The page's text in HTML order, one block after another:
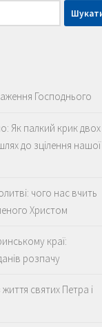
Господнього
Як палкий крик двох
до зцілення нашої
чого нас вчить
Христом
краї:
розпачу
святих Петра і